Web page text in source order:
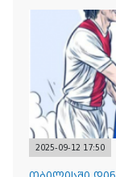
2025-09-12 17:50